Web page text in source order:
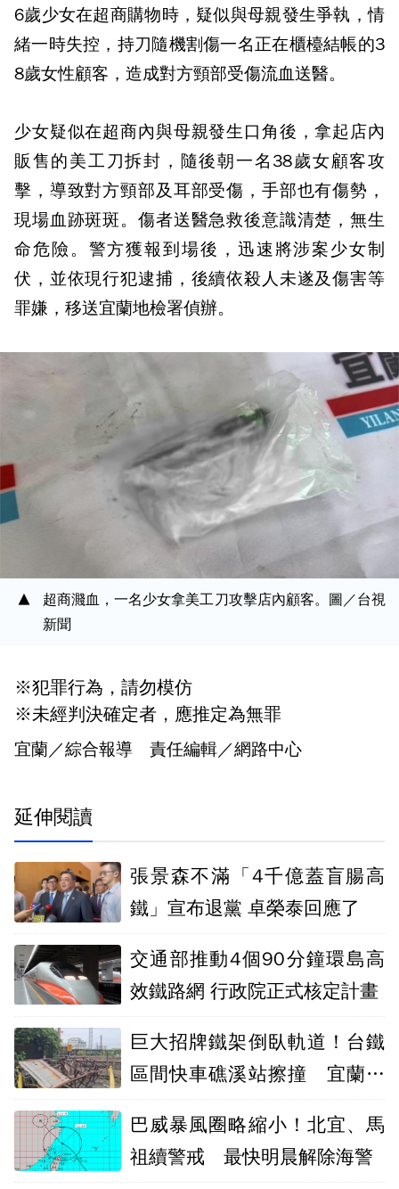
6歲少女在超商購物時，疑似與母親發生爭執，情
緒一時失控，持刀隨機割傷一名正在櫃檯結帳的3
8歲女性顧客，造成對方頸部受傷流血送醫。
少女疑似在超商內與母親發生口角後，拿起店內
販售的美工刀拆封，隨後朝一名38歲女顧客攻
擊，導致對方頸部及耳部受傷，手部也有傷勢，
現場血跡斑斑。傷者送醫急救後意識清楚，無生
命危險。警方獲報到場後，迅速將涉案少女制
伏，並依現行犯逮捕，後續依殺人未遂及傷害等
罪嫌，移送宜蘭地檢署偵辦。
超商濺血，一名少女拿美工刀攻擊店內顧客。圖／台視
新聞
※犯罪行為，請勿模仿
※未經判決確定者，應推定為無罪
宜蘭／綜合報導 責任編輯／網路中心
延伸閱讀
張景森不滿「4千億蓋盲腸高
鐵」宣布退黨 卓榮泰回應了
交通部推動4個90分鐘環島高
效鐵路網 行政院正式核定計畫
巨大招牌鐵架倒臥軌道！台鐵
區間快車礁溪站擦撞 宜蘭線
巴威暴風圈略縮小！北宜、馬
祖續警戒 最快明晨解除海警